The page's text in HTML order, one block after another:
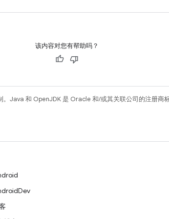
该内容对您有帮助吗？
。Java 和 OpenJDK 是 Oracle 和/或其关联公司的注册商标